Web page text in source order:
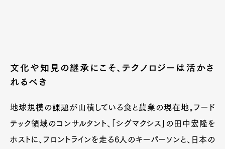
文化や知見の継承にこそ、テクノロジーは活かさ
れるべき
地球規模の課題が山積している食と農業の現在地。フード
テック領域のコンサルタント、「シグマクシス」の田中宏隆を
ホストに、フロントラインを走る6人のキーパーソンと、日本の